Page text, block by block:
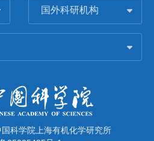
国外科研机构
科学院上海有机化学研究所